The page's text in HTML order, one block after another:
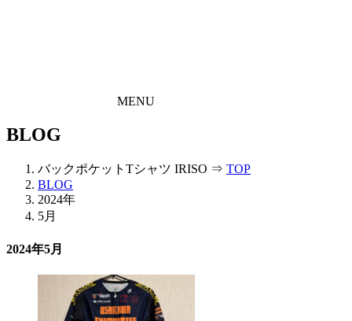
MENU
BLOG
バックポケットTシャツ IRISO ⇒ TOP
BLOG
2024年
5月
2024年5月